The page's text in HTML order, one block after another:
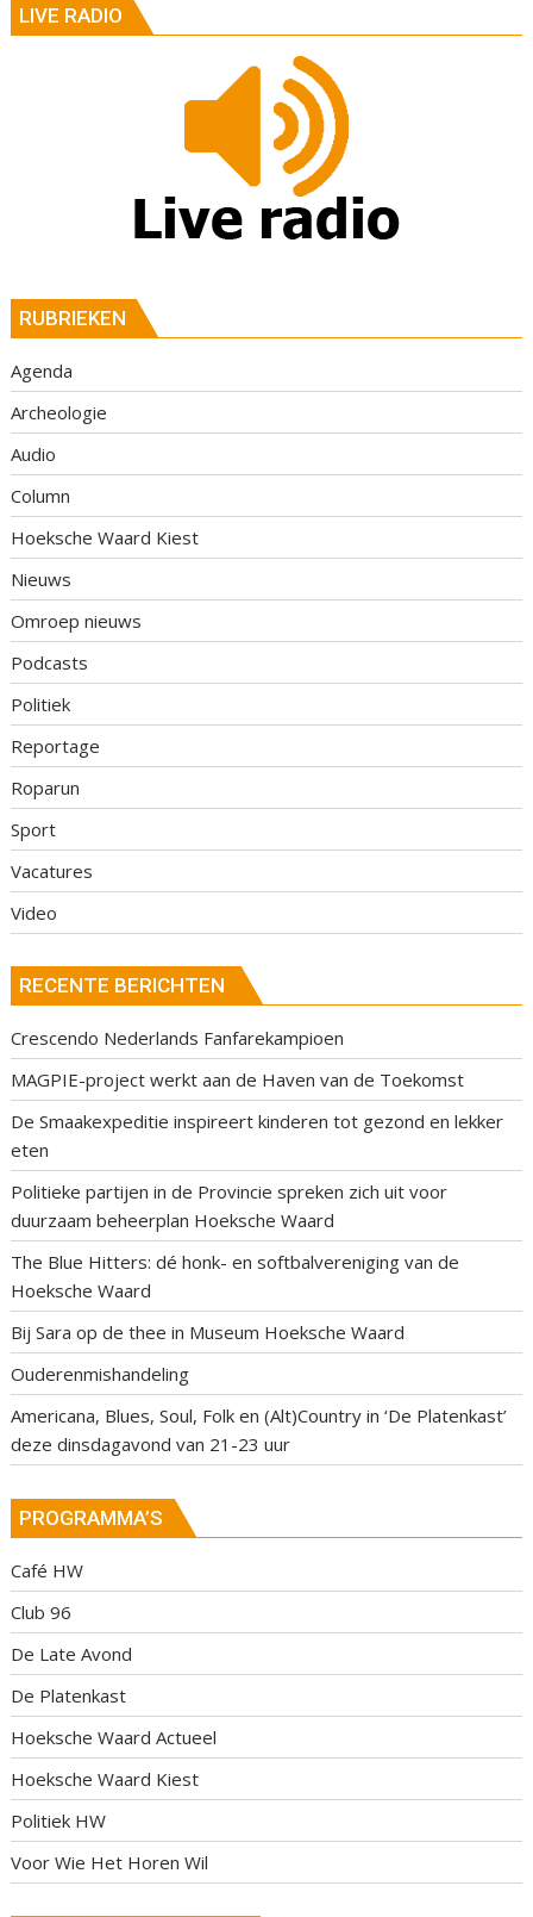
LIVE RADIO
RUBRIEKEN
Agenda
Archeologie
Audio
Column
Hoeksche Waard Kiest
Nieuws
Omroep nieuws
Podcasts
Politiek
Reportage
Roparun
Sport
Vacatures
Video
RECENTE BERICHTEN
Crescendo Nederlands Fanfarekampioen
MAGPIE-project werkt aan de Haven van de Toekomst
De Smaakexpeditie inspireert kinderen tot gezond en lekker
eten
Politieke partijen in de Provincie spreken zich uit voor
duurzaam beheerplan Hoeksche Waard
The Blue Hitters: dé honk- en softbalvereniging van de
Hoeksche Waard
Bij Sara op de thee in Museum Hoeksche Waard
Ouderenmishandeling
Americana, Blues, Soul, Folk en (Alt)Country in ‘De Platenkast’
deze dinsdagavond van 21-23 uur
PROGRAMMA’S
Café HW
Club 96
De Late Avond
De Platenkast
Hoeksche Waard Actueel
Hoeksche Waard Kiest
Politiek HW
Voor Wie Het Horen Wil